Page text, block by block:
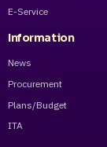
E-Service
Information
News
Procurement
Plans/Budget
ITA